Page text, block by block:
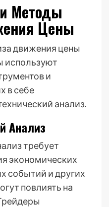
Методы
Цены
движения цены
используют
и
в себе
анализ.
Анализ
требует
экономических
событий и других
повлиять на